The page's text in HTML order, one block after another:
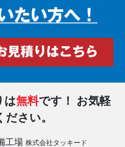
は無料です！
お気軽
さい。
工場 株式会社タッキード